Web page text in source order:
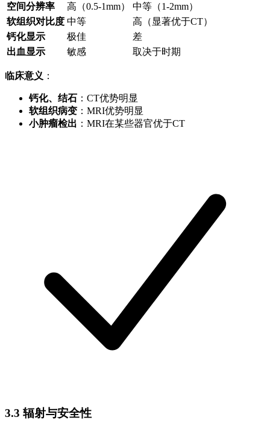
空间分辨率
高（0.5-1mm）
中等（1-2mm）
软组织对比度 中等
高（显著优于CT）
钙化显示
极佳
差
出血显示
敏感 取决于时期
临床意义 ：
钙化、结石 ：CT优势明显
软组织病变 ：MRI优势明显
小肿瘤检出 ：MRI在某些器官优于CT
3.3 辐射与安全性